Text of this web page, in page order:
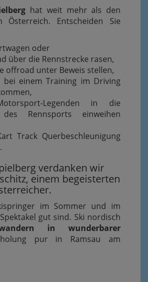
hat weit mehr als den
Entscheiden Sie
oder
über die Rennstrecke rasen,
offroad unter Beweis stellen,
bei einem Training im Driving
Legenden in die
des Rennsports einweihen
Track Querbeschleunigung
verdanken wir
einem begeisterten
im Sommer und im
gut sind. Ski nordisch
in wunderbarer
pur in Ramsau am